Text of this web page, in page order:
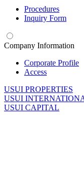
Procedures
Inquiry Form
Company Information
Corporate Profile
Access
USUI PROPERTIES
USUI
USUI CAPITAL